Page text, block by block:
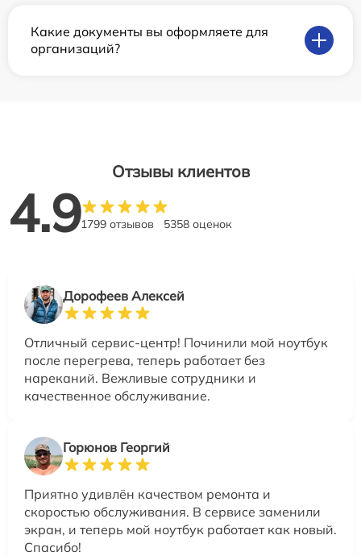
Какие документы вы оформляете для
организаций?
Отзывы клиентов
4.91799 отзывов 5358 оценок
Дорофеев Алексей
Отличный сервис-центр! Починили мой ноутбук
после перегрева, теперь работает без
нареканий. Вежливые сотрудники и
качественное обслуживание.
Горюнов Георгий
Приятно удивлён качеством ремонта и
скоростью обслуживания. В сервисе заменили
экран, и теперь мой ноутбук работает как новый.
Спасибо!